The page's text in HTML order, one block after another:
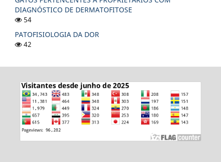
DIAGNÓSTICO DE DERMATOFITOSE
54
PATOFISIOLOGIA DA DOR
42